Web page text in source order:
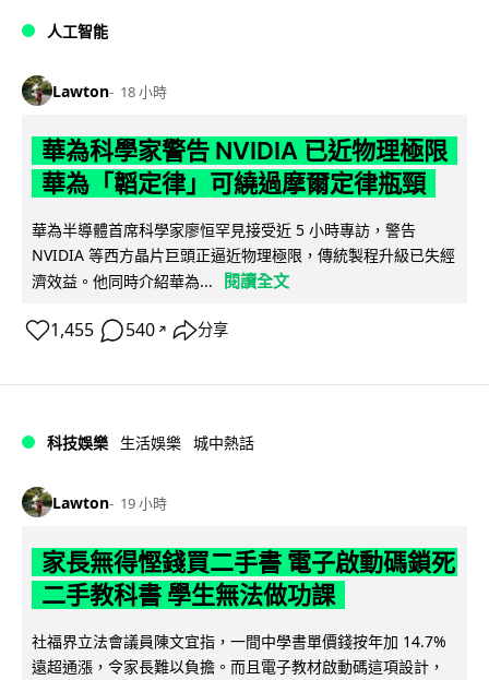
人工智能
Lawton 18 小時
華為科學家警告 NVIDIA 已近物理極限
華為「韜定律」可繞過摩爾定律瓶頸
華為半導體首席科學家廖恒罕見接受近 5 小時專訪，警告
NVIDIA 等西方晶片巨頭正逼近物理極限，傳統製程升級已失經
濟效益。他同時介紹華為...
閱讀全文
1,455 540 ↗ 分享
科技娛樂 生活娛樂 城中熱話
Lawton 19 小時
家長無得慳錢買二手書 電子啟動碼鎖死
二手教科書 學生無法做功課
社福界立法會議員陳文宜指，一間中學書單價錢按年加 14.7%
遠超通漲，令家長難以負擔。而且電子教材啟動碼這項設計，